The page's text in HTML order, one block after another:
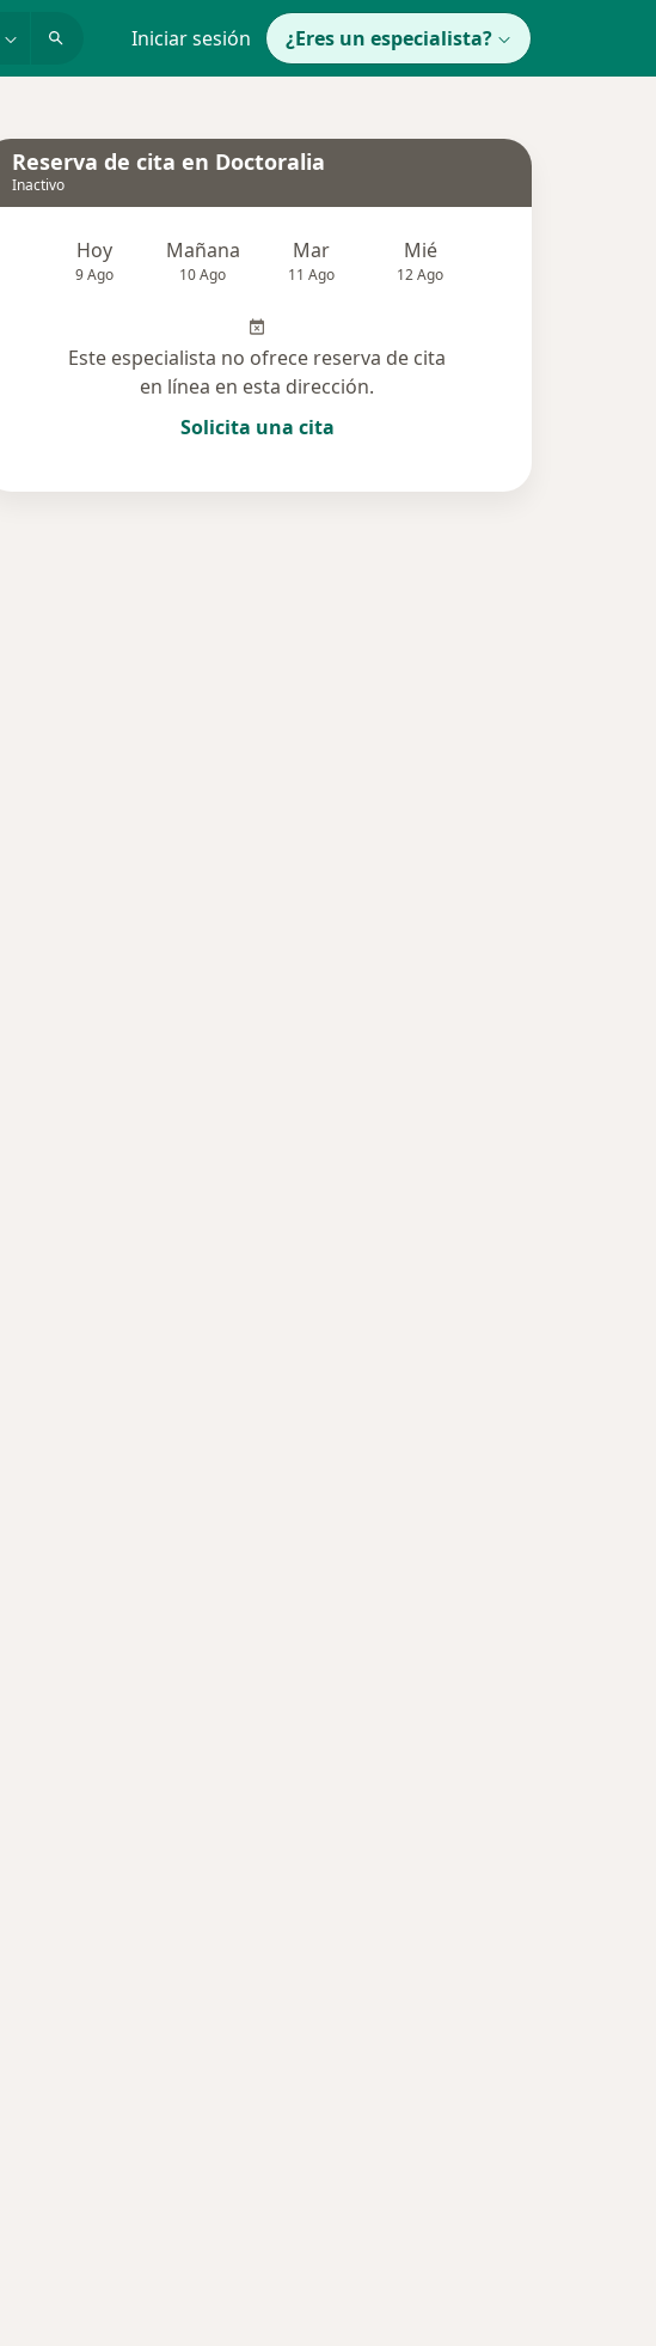
Iniciar sesión ¿Eres un especialista?
Reserva de cita en Doctoralia
Inactivo
Hoy
9 Ago
Mañana
10 Ago
Mar
11 Ago
Mié
12 Ago
Este especialista no ofrece reserva de cita
en línea en esta dirección.
Solicita una cita